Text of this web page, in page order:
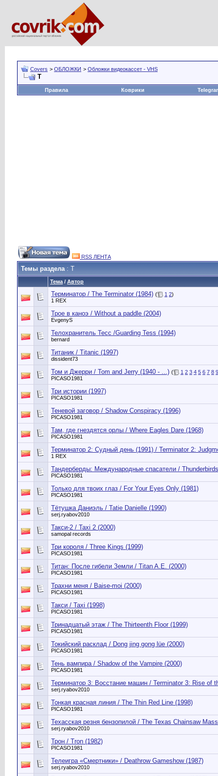
Covers > ОБЛОЖКИ > Обложки видеокассет - VHS
Т
Правила Коврики
RSS ЛЕНТА
Темы раздела: Т
Тема / Автор
Терминатор / The Terminator (1984) ( 1 2)
1 REX
Трое в каноэ / Without a paddle (2004)
EvgenyS
Телохранитель Тесс /Guarding Tess (1994)
bernard
Титаник / Titanic (1997)
dissident73
Том и Джерри / Tom and Jerry (1940 - ...) ( 1 2 3 4 5 6 7 8 9
PICASO1981
Три истории (1997)
PICASO1981
Теневой заговор / Shadow Conspiracy (1996)
PICASO1981
Там, где гнездятся орлы / Where Eagles Dare (1968)
PICASO1981
Терминатор 2: Судный день (1991) / Terminator 2:
1 REX
Тандерберды: Международные спасатели /
PICASO1981
Только для твоих глаз / For Your Eyes Only (1981)
PICASO1981
Тётушка Даниэль / Tatie Danielle (1990)
serj.ryabov2010
Такси-2 / Taxi 2 (2000)
samopal records
Три короля / Three Kings (1999)
PICASO1981
Титан: После гибели Земли / Titan A.E. (2000)
PICASO1981
Трахни меня / Baise-moi (2000)
PICASO1981
Такси / Taxi (1998)
PICASO1981
Тринадцатый этаж / The Thirteenth Floor (1999)
PICASO1981
Токийский расклад / Dong jing gong lüe (2000)
PICASO1981
Тень вампира / Shadow of the Vampire (2000)
PICASO1981
Терминатор 3: Восстание машин / Terminator 3: Rise of
serj.ryabov2010
Тонкая красная линия / The Thin Red Line (1998)
PICASO1981
Техасская резня бензопилой / The Texas Chainsaw
serj.ryabov2010
Трон / Tron (1982)
PICASO1981
Телеигра «Смертники» / Deathrow Gameshow (1987)
serj.ryabov2010